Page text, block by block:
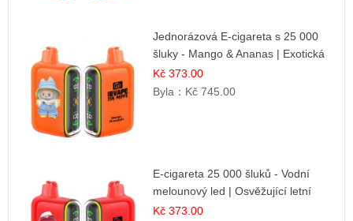
Jednorázová E-cigareta s 25 000
šluky - Mango & Ananas | Exotická
ovocná směs
Kč 373.00
Byla： Kč 745.00
E-cigareta 25 000 šluků - Vodní
melounový led | Osvěžující letní
příchuť
Kč 373.00